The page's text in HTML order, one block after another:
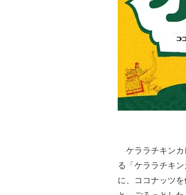
ケララチキンカ
る「ケララチキ
に、ココナッツ